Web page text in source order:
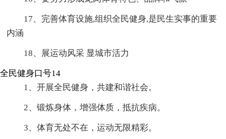
17、完善体育设施,组织全民健身,是民生实事的重要
内涵
18、展运动风采 显城市活力
全民健身口号14
1、开展全民健身，共建和谐社会。
2、锻炼身体，增强体质，抵抗疾病。
3、体育无处不在，运动无限精彩。